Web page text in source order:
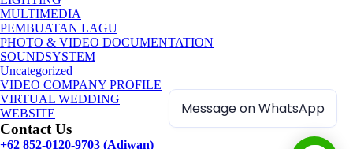
MULTIMEDIA
PEMBUATAN LAGU
PHOTO & VIDEO DOCUMENTATION
SOUNDSYSTEM
Uncategorized
VIDEO COMPANY PROFILE
VIRTUAL WEDDING
WEBSITE
Contact Us
+62 852-0120-9703 (Adiwan)
Message on WhatsApp